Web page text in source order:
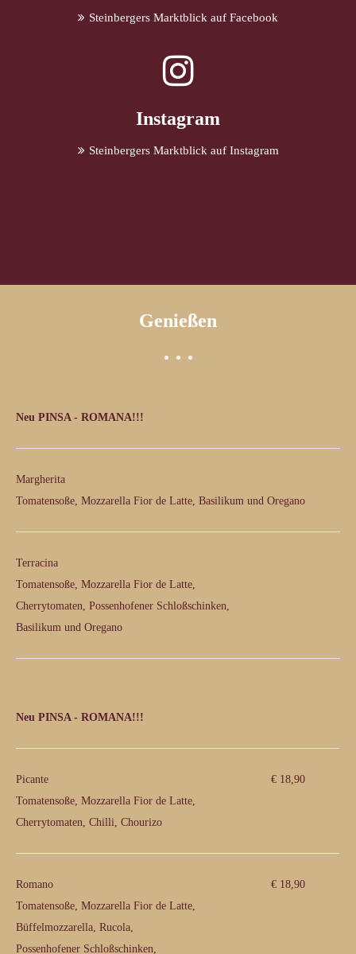
Steinbergers Marktblick auf Facebook
Instagram
Steinbergers Marktblick auf Instagram
Genießen
Neu PINSA - ROMANA!!!
Margherita
Tomatensoße, Mozzarella Fior de Latte, Basilikum und Oregano
Terracina
Tomatensoße, Mozzarella Fior de Latte,
Cherrytomaten, Possenhofener Schloßschinken,
Basilikum und Oregano
Neu PINSA - ROMANA!!!
Picante
Tomatensoße, Mozzarella Fior de Latte,
Cherrytomaten, Chilli, Chourizo
€ 18,90
Romano
Tomatensoße, Mozzarella Fior de Latte,
Büffelmozzarella, Rucola,
Possenhofener Schloßschinken,
€ 18,90